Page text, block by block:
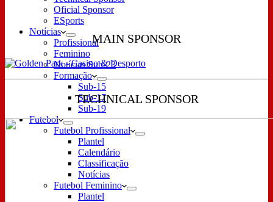
Oficial Sponsor
ESports
Notícias
Profissional
Feminino
Notícias Sub-23
Formação
Sub-15
Sub-17
Sub-19
Futebol
Futebol Profissional
Plantel
Calendário
Classificação
Notícias
Futebol Feminino
Plantel
MAIN SPONSOR
TECHNICAL SPONSOR